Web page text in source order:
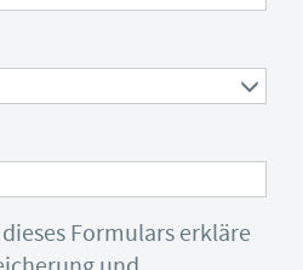
Formulars erkläre